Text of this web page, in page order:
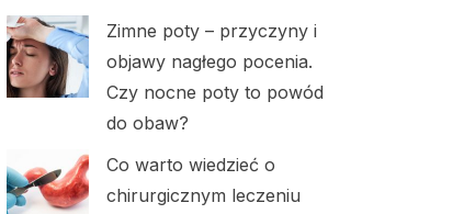
Zimne poty – przyczyny i
objawy nagłego pocenia.
Czy nocne poty to powód
do obaw?
Co warto wiedzieć o
chirurgicznym leczeniu